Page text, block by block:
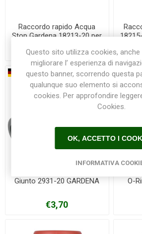
Raccordo rapido Acqua
Stop Gardena 18213-20 per
€7,60
Giunto 2931-20 GARDENA
€3,70
O-
Questo sito utilizza cookies, anche
migliorare l’ esperienza di
questo banner, scorrendo questa
qualunque suo elemento si
cookies. Per approfondire
Cookies.
OK, ACCETTO I
INFORMATIVA